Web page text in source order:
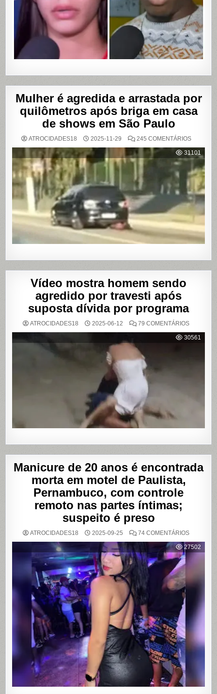
DE
VÍDEOS
ÍNTIMOS
EM
BAHIA
Mulher é agredida e arrastada por
quilômetros após briga em casa
de shows em São Paulo
ATROCIDADES18 2025-11-29 245 COMENTÁRIOSEM
É
E
POR
APÓS
BRIGA
EM
CASA
SHOWS
SÃO
PAULO
31101
Vídeo mostra homem sendo
agredido por travesti após
suposta dívida por programa
ATROCIDADES18 2025-06-12 79 COMENTÁRIOSEM
MOSTRA
HOMEM
30561
Manicure de 20 anos é encontrada
morta em motel de Paulista,
Pernambuco, com controle
remoto nas partes íntimas;
suspeito é preso
ATROCIDADES18 2025-09-25 74 COMENTÁRIOSEM
DE
20
ANOS
EM
MOTEL
COM
REMOTO
PARTES
É
27502